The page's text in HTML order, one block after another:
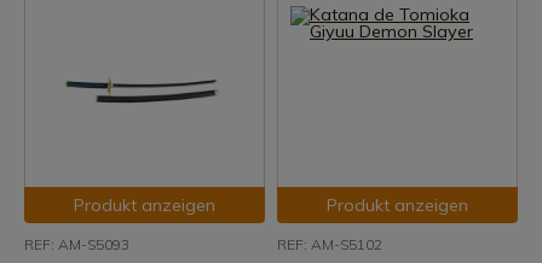
Produkt anzeigen
REF: AM-S5093
Produkt anzeigen
REF: AM-S5102